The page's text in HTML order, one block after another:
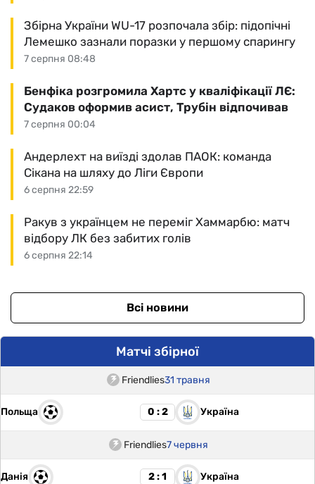
7 серпня 08:48
Збірна України WU-17 розпочала збір: підопічні
Лемешко зазнали поразки у першому спарингу
7 серпня 00:04
Бенфіка розгромила Хартс у кваліфікації ЛЄ:
Судаков оформив асист, Трубін відпочивав
6 серпня 22:59
Андерлехт на виїзді здолав ПАОК: команда
Сікана на шляху до Ліги Європи
6 серпня 22:14
Ракув з українцем не переміг Хаммарбю: матч
відбору ЛК без забитих голів
Всі новини
Матчі збірної
Friendlies31 травня
Польща 0 : 2 Україна
Friendlies7 червня
Данія 2 : 1 Україна